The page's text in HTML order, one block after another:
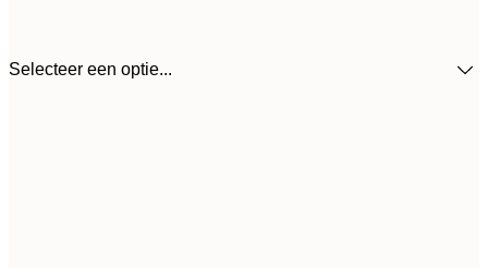
Selecteer een optie...